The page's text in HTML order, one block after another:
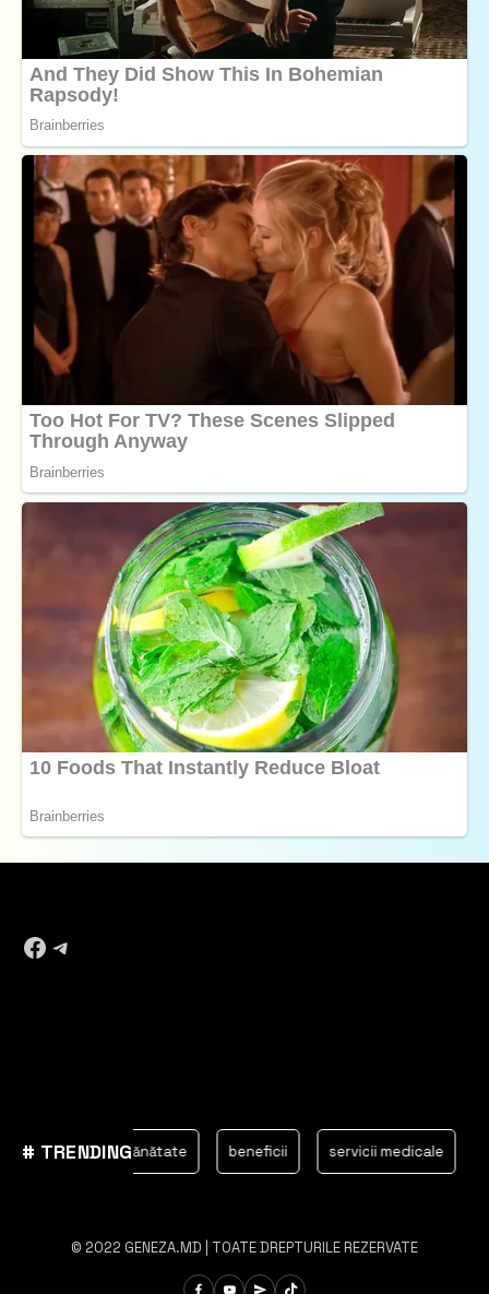
Facebook
Telegram
# TRENDING
sănătate beneficii servicii medicale
© 2022 GENEZA.MD | TOATE DREPTURILE REZERVATE